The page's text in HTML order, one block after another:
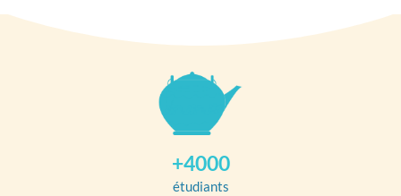
+4000
étudiants